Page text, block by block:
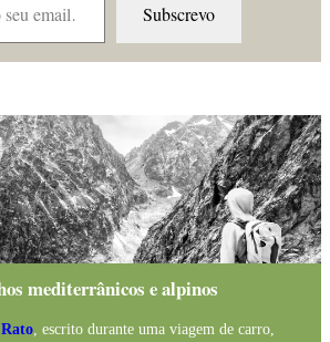
Subscrevo
mediterrânicos e alpinos
, escrito durante uma viagem de carro,